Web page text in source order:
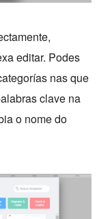
editar. Podes
nas que
clave na
o nome do